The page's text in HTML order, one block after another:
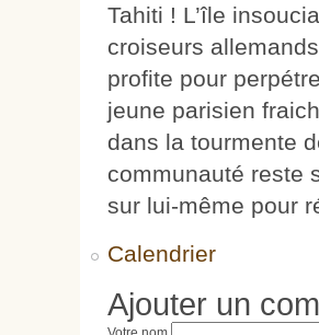
Tahiti ! L’île
croiseurs
profite pour
jeune parisien
dans la tourmente
communauté reste
sur lui-même pour
Calendrier
Ajouter un